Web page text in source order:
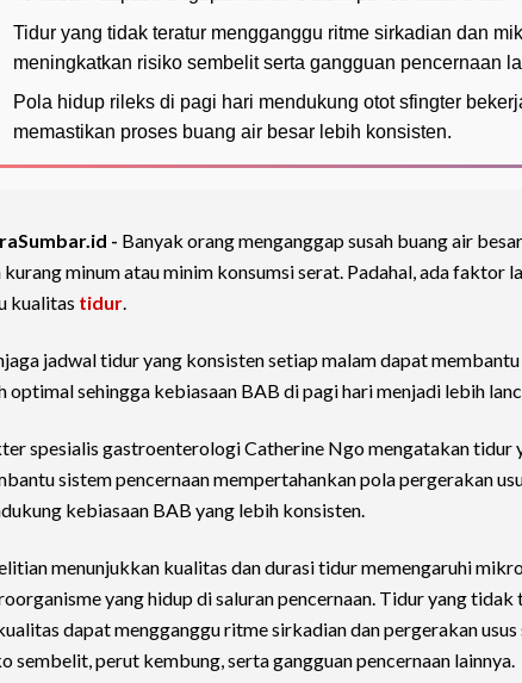
Tidur yang tidak teratur mengganggu ritme sirkadian dan
meningkatkan risiko sembelit serta gangguan pencernaan
Pola hidup rileks di pagi hari mendukung otot sfingter
memastikan proses buang air besar lebih konsisten.
- Banyak orang menganggap susah buang air
kurang minum atau minim konsumsi serat. Padahal, ada faktor
kualitas tidur.
jadwal tidur yang konsisten setiap malam dapat
optimal sehingga kebiasaan BAB di pagi hari menjadi lebih
spesialis gastroenterologi Catherine Ngo mengatakan tidur
sistem pencernaan mempertahankan pola pergerakan
kebiasaan BAB yang lebih konsisten.
menunjukkan kualitas dan durasi tidur memengaruhi
yang hidup di saluran pencernaan. Tidur yang
dapat mengganggu ritme sirkadian dan pergerakan
sembelit, perut kembung, serta gangguan pencernaan lainnya.